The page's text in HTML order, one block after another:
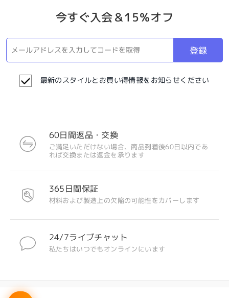
注目のデザイン
今すぐ入会＆15％オフ
登録
最新のスタイルとお買い得情報をお知らせください
60日間返品・交換
ご満足いただけない場合、商品到着後60日以内であ
れば交換または返金を承ります
365日間保証
材料および製造上の欠陥の可能性をカバーします
24/7ライブチャット
私たちはいつでもオンラインにいます